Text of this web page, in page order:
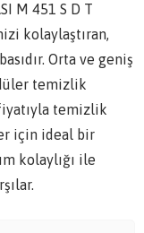
M 451 S D T
kolaylaştıran,
Orta ve geniş
temizlik
temizlik
için ideal bir
kolaylığı ile